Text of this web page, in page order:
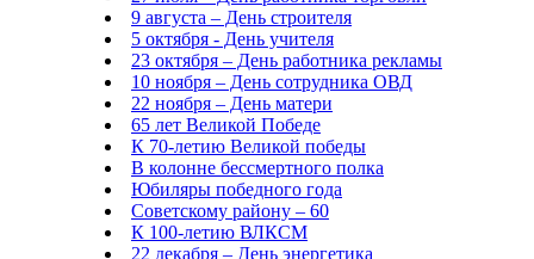
9 августа – День строителя
5 октября - День учителя
23 октября – День работника рекламы
10 ноября – День сотрудника ОВД
22 ноября – День матери
65 лет Великой Победе
К 70-летию Великой победы
В колонне бессмертного полка
Юбиляры победного года
Советскому району – 60
К 100-летию ВЛКСМ
22 декабря – День энергетика